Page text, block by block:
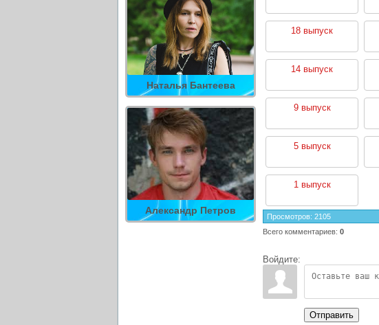
Наталья Бантеева
Александр Петров
18 выпуск
14 выпуск
9 выпуск
5 выпуск
1 выпуск
Просмотров: 2105
Всего комментариев: 0
Войдите:
Отправить